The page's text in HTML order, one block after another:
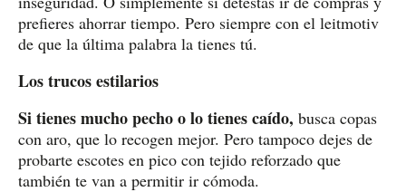
prefieres ahorrar tiempo. Pero siempre con el leitmotiv
de que la última palabra la tienes tú.
Los trucos estilarios
Si tienes mucho pecho o lo tienes caído, busca copas
con aro, que lo recogen mejor. Pero tampoco dejes de
probarte escotes en pico con tejido reforzado que
también te van a permitir ir cómoda.